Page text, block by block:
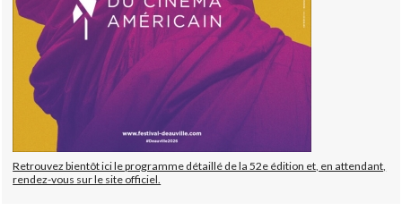
Retrouvez bientôt ici le programme détaillé de la 52e édition et, en attendant,
rendez-vous sur le site officiel.